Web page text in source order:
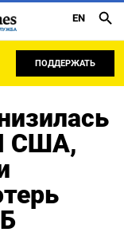
EN
ПОДДЕРЖАТЬ
США,